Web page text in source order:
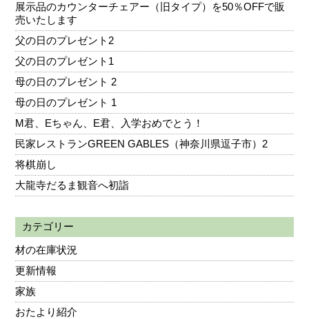
展示品のカウンターチェアー（旧タイプ）を50％OFFで販
売いたします
父の日のプレゼント2
父の日のプレゼント1
母の日のプレゼント 2
母の日のプレゼント 1
M君、Eちゃん、E君、入学おめでとう！
民家レストランGREEN GABLES（神奈川県逗子市）2
将棋崩し
大龍寺だるま観音へ初詣
カテゴリー
材の在庫状況
更新情報
家族
おたより紹介